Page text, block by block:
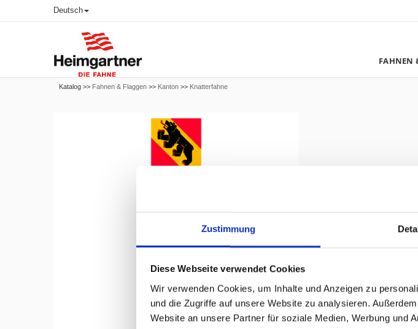
Zustimmung
Diese Webseite verwendet Cookies
Wir verwenden Cookies, um Inhalte und Anzeigen zu
und die Zugriffe auf unsere Website zu analysieren.
Website an unsere Partner für soziale Medien, Werbung und
Deutsch
FAHNEN
Katalog >> Fahnen & Flaggen >> Kanton >> Knatterfahne